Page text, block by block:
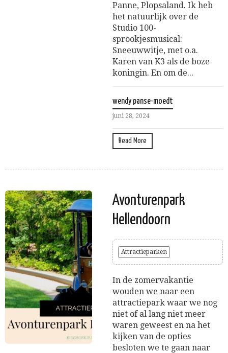
Panne, Plopsaland. Ik heb
het natuurlijk over de
Studio 100-
sprookjesmusical:
Sneeuwwitje, met o.a.
Karen van K3 als de boze
koningin. En om de...
wendy panse-moedt
juni 28, 2024
Read More
Avonturenpark
Hellendoorn
Attractieparken
In de zomervakantie
wouden we naar een
attractiepark waar we nog
niet of al lang niet meer
waren geweest en na het
kijken van de opties
besloten we te gaan naar